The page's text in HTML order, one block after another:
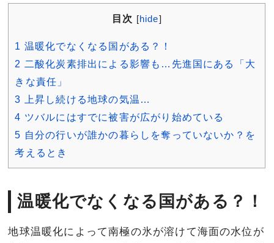
目次 [hide]
1 温暖化でなくなる国がある？！
2 二酸化炭素排出による影響も…先進国にある「大
きな責任」
3 上昇し続ける地球の気温…
4 ツバルにはすでに被害が広がり始めている
5 自分の行いが誰かの暮らしを奪っていないか？を
考えるとき
温暖化でなくなる国がある？！
地球温暖化によって南極の氷が溶けて海面の水位が